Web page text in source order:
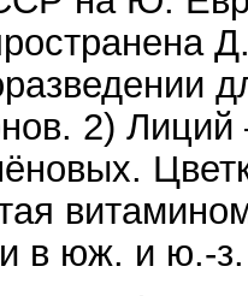
2)
в юж. и ю.-